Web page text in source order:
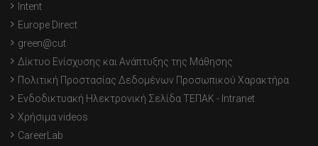
Intent
Europe Direct
green@cut
Δίκτυο Ενίσχυσης και Ανάπτυξης της Μάθησης
Πολιτική Προστασίας Δεδομένων Προσωπικού Χαρακτήρα
Ενδοδικτυακή Ηλεκτρονική Σελίδα ΤΕΠΑΚ - Intranet
Χρήσιμα videos
CareerLab